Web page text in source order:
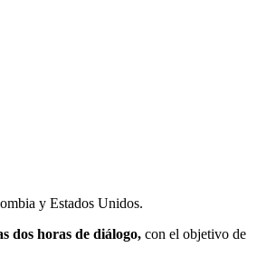
y Estados Unidos.
dos horas de diálogo, con el objetivo de